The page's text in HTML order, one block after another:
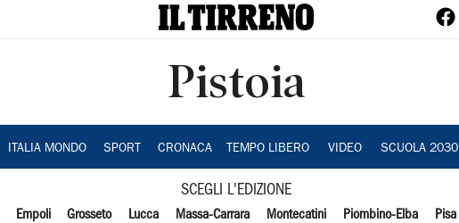
Pistoia
ITALIA MONDO SPORT CRONACA TEMPO LIBERO VIDEO SCUOLA 2030
SCEGLI L'EDIZIONE
Empoli Grosseto Lucca Massa-Carrara Montecatini Piombino-Elba Pisa